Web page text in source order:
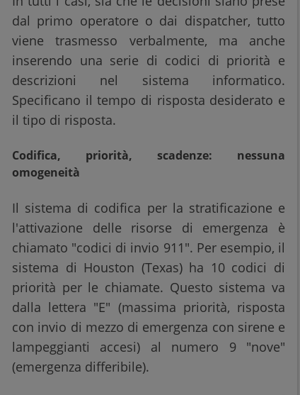
dal primo operatore o dai dispatcher, tutto
viene trasmesso verbalmente, ma anche
inserendo una serie di codici di priorità e
descrizioni nel sistema informatico.
Specificano il tempo di risposta desiderato e
il tipo di risposta.
Codifica, priorità, scadenze: nessuna
omogeneità
Il sistema di codifica per la stratificazione e
l'attivazione delle risorse di emergenza è
chiamato "codici di invio 911". Per esempio, il
sistema di Houston (Texas) ha 10 codici di
priorità per le chiamate. Questo sistema va
dalla lettera "E" (massima priorità, risposta
con invio di mezzo di emergenza con sirene e
lampeggianti accesi) al numero 9 "nove"
(emergenza differibile).